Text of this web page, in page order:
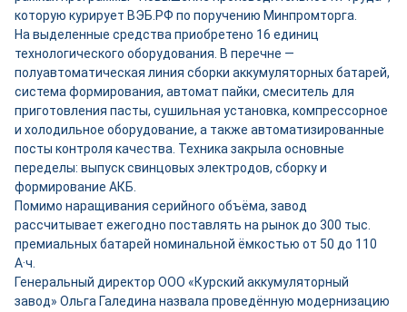
которую курирует ВЭБ.РФ по поручению Минпромторга.
На выделенные средства приобретено 16 единиц
технологического оборудования. В перечне —
полуавтоматическая линия сборки аккумуляторных батарей,
система формирования, автомат пайки, смеситель для
приготовления пасты, сушильная установка, компрессорное
и холодильное оборудование, а также автоматизированные
посты контроля качества. Техника закрыла основные
переделы: выпуск свинцовых электродов, сборку и
формирование АКБ.
Помимо наращивания серийного объёма, завод
рассчитывает ежегодно поставлять на рынок до 300 тыс.
премиальных батарей номинальной ёмкостью от 50 до 110
А·ч.
Генеральный директор ООО «Курский аккумуляторный
завод» Ольга Галедина назвала проведённую модернизацию